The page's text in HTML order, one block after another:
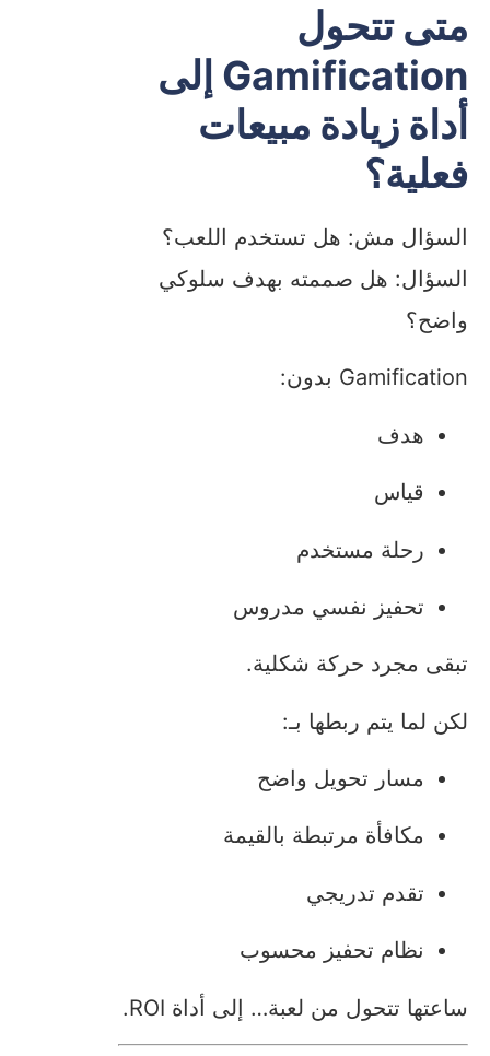
متى تتحول
Gamification إلى
أداة زيادة مبيعات
فعلية؟
السؤال مش: هل تستخدم اللعب؟
السؤال: هل صممته بهدف سلوكي
واضح؟
Gamification بدون:
هدف
قياس
رحلة مستخدم
تحفيز نفسي مدروس
تبقى مجرد حركة شكلية.
لكن لما يتم ربطها بـ:
مسار تحويل واضح
مكافأة مرتبطة بالقيمة
تقدم تدريجي
نظام تحفيز محسوب
ساعتها تتحول من لعبة… إلى أداة ROI.